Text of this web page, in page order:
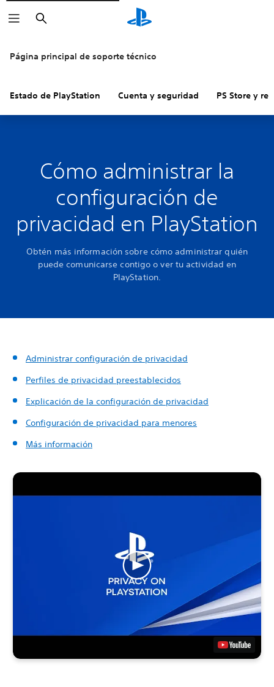
Buscar
Página principal de soporte técnico
Estado de PlayStation Cuenta y seguridad PS Store y
Cómo administrar la
configuración de
privacidad en PlayStation
Obtén más información sobre cómo administrar quién
puede comunicarse contigo o ver tu actividad en
PlayStation.
Administrar configuración de privacidad
Perfiles de privacidad preestablecidos
Explicación de la configuración de privacidad
Configuración de privacidad para menores
Más información